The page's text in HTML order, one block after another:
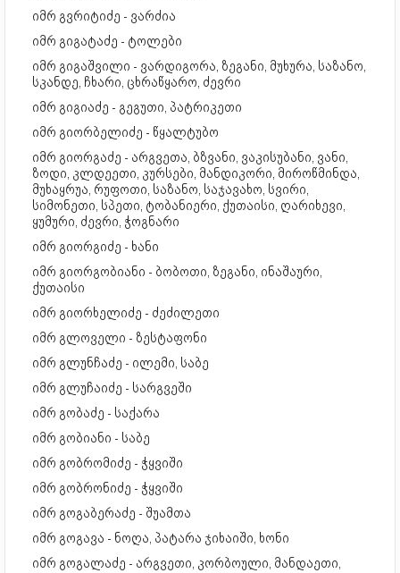
იმრ გვრიტიძე - ვარძია
იმრ გიგატაძე - ტოლები
იმრ გიგაშვილი - ვარდიგორა, ზეგანი, მუხურა, საზანო,
სკანდე, ჩხარი, ცხრაწყარო, ძევრი
იმრ გიგიაძე - გეგუთი, პატრიკეთი
იმრ გიორბელიძე - წყალტუბო
იმრ გიორგაძე - არგვეთა, ბზვანი, ვაკისუბანი, ვანი,
ზოდი, კლდეეთი, კურსები, მანდიკორი, მიროწმინდა,
მუხაყრუა, რუფოთი, საზანო, საჯავახო, სვირი,
სიმონეთი, სპეთი, ტობანიერი, ქუთაისი, ღარიხევი,
ყუმური, ძევრი, ჭოგნარი
იმრ გიორგიძე - ხანი
იმრ გიორგობიანი - ბობოთი, ზეგანი, ინაშაური,
ქუთაისი
იმრ გიორხელიძე - ძეძილეთი
იმრ გლოველი - ზესტაფონი
იმრ გლუნჩაძე - ილემი, საბე
იმრ გლუჩაიძე - სარგვეში
იმრ გობაძე - საქარა
იმრ გობიანი - საბე
იმრ გობრომიძე - ჭყვიში
იმრ გობრონიძე - ჭყვიში
იმრ გოგაბერაძე - შუამთა
იმრ გოგავა - ნოღა, პატარა ჯიხაიში, ხონი
იმრ გოგალაძე - არგვეთი, კორბოული, მანდაეთი,